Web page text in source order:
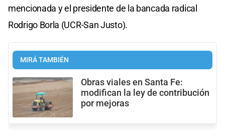
mencionada y el presidente de la bancada radical
Rodrigo Borla (UCR-San Justo).
MIRÁ TAMBIÉN
Obras viales en Santa Fe:
modifican la ley de contribución
por mejoras